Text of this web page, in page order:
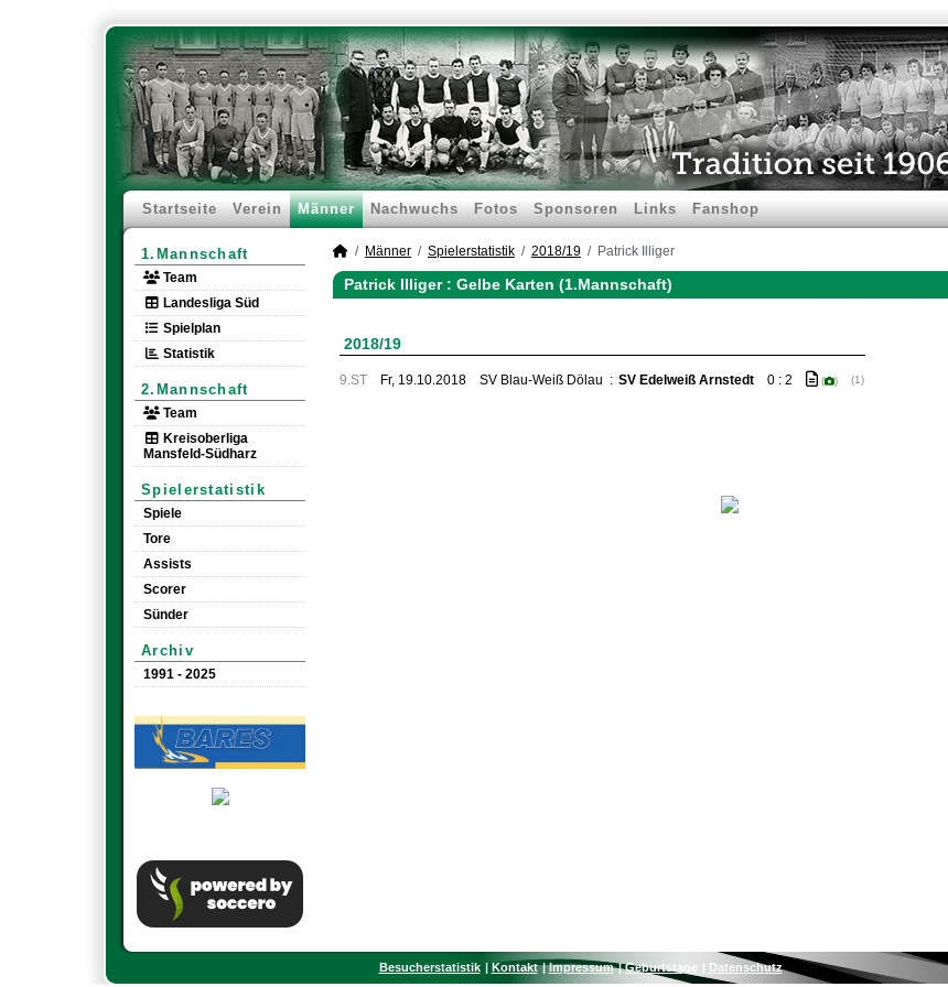
Startseite Verein Männer Nachwuchs Fotos Sponsoren Links Fanshop
1.Mannschaft
Team
Landesliga Süd
Spielplan
Statistik
2.Mannschaft
Team
Kreisoberliga
Mansfeld-Südharz
Spielerstatistik
Spiele
Tore
Assists
Scorer
Sünder
Archiv
1991 - 2025
Männer Spielerstatistik 2018/19 Patrick Illiger
Patrick Illiger : Gelbe Karten (1.Mannschaft)
2018/19
9.ST Fr, 19.10.2018 SV Blau-Weiß Dölau : SV Edelweiß Arnstedt 0 : 2 ( ) (1)
Besucherstatistik Kontakt Impressum Geburtstage Datenschutz